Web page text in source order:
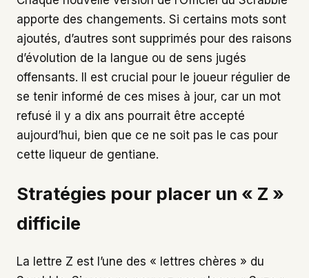
apporte des changements. Si certains mots sont
ajoutés, d’autres sont supprimés pour des raisons
d’évolution de la langue ou de sens jugés
offensants. Il est crucial pour le joueur régulier de
se tenir informé de ces mises à jour, car un mot
refusé il y a dix ans pourrait être accepté
aujourd’hui, bien que ce ne soit pas le cas pour
cette liqueur de gentiane.
Stratégies pour placer un « Z »
difficile
La lettre Z est l’une des « lettres chères » du